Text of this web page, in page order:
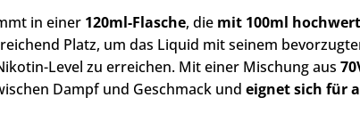
in einer 120ml-Flasche, die mit 100ml
Platz, um das Liquid mit seinem
Level zu erreichen. Mit einer Mischung aus
Dampf und Geschmack und eignet sich für